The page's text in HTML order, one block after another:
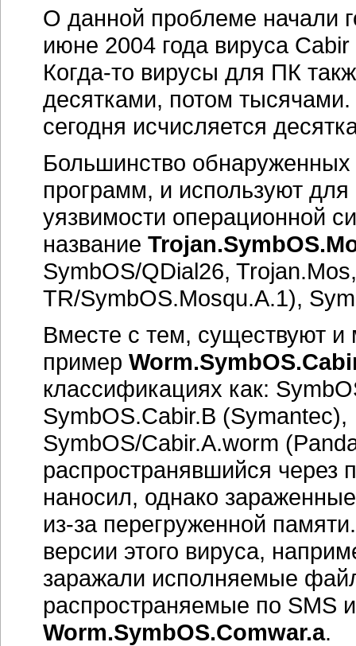
О данной проблеме начали
июне 2004 года вируса
Когда-то вирусы для ПК
десятками, потом
сегодня исчисляется
Большинство обнаруженных
программ, и используют
уязвимости операционной
название
SymbOS/QDial26,
TR/SymbOS.Mosqu.A.1),
Вместе с тем, существуют
пример
классификациях как:
SymbOS.Cabir.B
SymbOS/Cabir.A.worm
распространявшийся через
наносил, однако
из-заперегруженной
версии этого вируса,
заражали исполняемые
распространяемые по SMS
Worm.SymbOS.Comwar.a.